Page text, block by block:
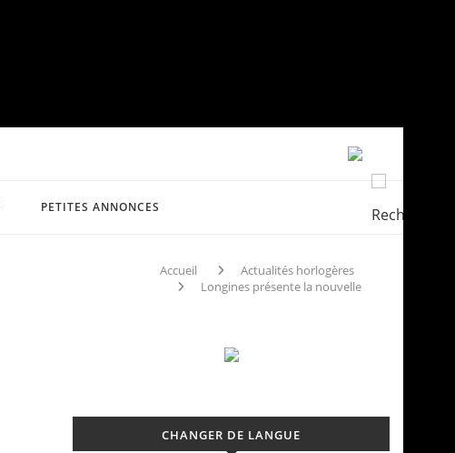
PETITES ANNONCES
Accueil
Actualités horlogères
Longines présente la nouvelle
CHANGER DE LANGUE